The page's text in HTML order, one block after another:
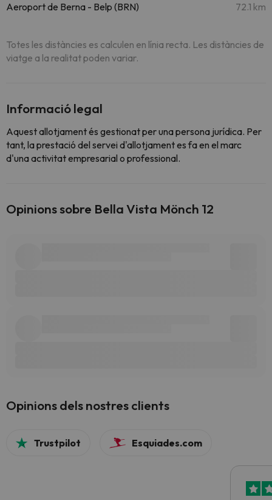
Aeroport de Berna - Belp (BRN) 72.1 km
Totes les distàncies es calculen en línia recta. Les distàncies de
viatge a la realitat poden variar.
Informació legal
Aquest allotjament és gestionat per una persona jurídica. Per
tant, la prestació del servei d'allotjament es fa en el marc
d'una activitat empresarial o professional.
Opinions sobre Bella Vista Mönch 12
Opinions dels nostres clients
Trustpilot Esquiades.com